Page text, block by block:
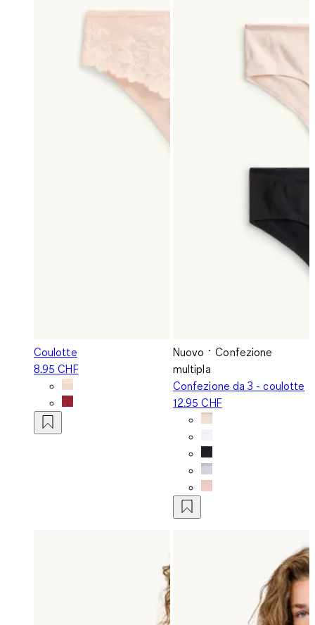
Coulotte
8.95 CHF
Nuovo
Confezione
multipla
Confezione da 3 - coulotte
12.95 CHF